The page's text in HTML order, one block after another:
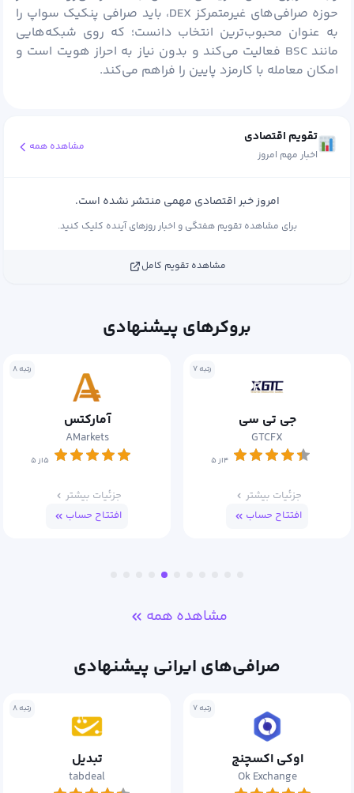
حوزه صرافی‌های غیرمتمرکز DEX، باید صرافی پنکیک‌ سواپ را
به عنوان محبوب‌ترین انتخاب دانست؛ که روی شبکه‌هایی
مانند BSC فعالیت می‌کند و بدون نیاز به احراز هویت است و
امکان معامله با کارمزد پایین را فراهم می‌کند.
تقویم اقتصادی
اخبار مهم امروز
مشاهده همه
امروز خبر اقتصادی مهمی منتشر نشده است.
برای مشاهده تقویم هفتگی و اخبار روزهای آینده کلیک کنید.
مشاهده تقویم کامل
بروکرهای پیشنهادی
رتبه ۷
جی تی سی
GTCFX
۴از ۵
جزئیات بیشتر
افتتاح حساب
رتبه ۸
آمارکتس
AMarkets
۵از ۵
جزئیات بیشتر
افتتاح حساب
مشاهده همه
صرافی‌های ایرانی پیشنهادی
رتبه ۷
اوکی اکسچنج
Ok Exchange
رتبه ۸
تبدیل
tabdeal